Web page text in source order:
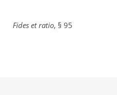
Fides et ratio, § 95